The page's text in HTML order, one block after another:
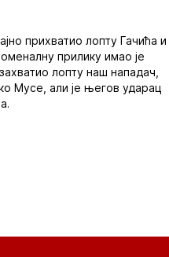
прихватио лопту Гачића и
прилику имао је
лопту наш нападач,
Мусе, али је његов ударац